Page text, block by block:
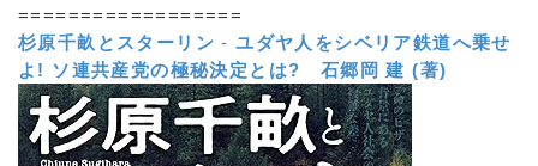
==================
杉原千畝とスターリン -ユダヤ人をシベリア鉄道へ乗せ
よ! ソ連共産党の極秘決定とは?
石郷岡 建 (著)